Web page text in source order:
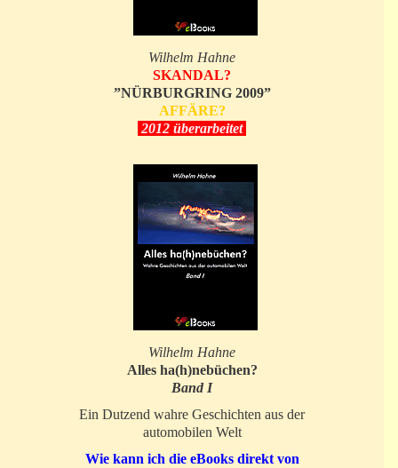
Wilhelm Hahne
SKANDAL?
”NÜRBURGRING 2009”
AFFÄRE?
2012 überarbeitet
Wilhelm Hahne
Alles ha(h)nebüchen?
Band I
Ein Dutzend wahre Geschichten aus der
automobilen Welt
Wie kann ich die eBooks direkt von